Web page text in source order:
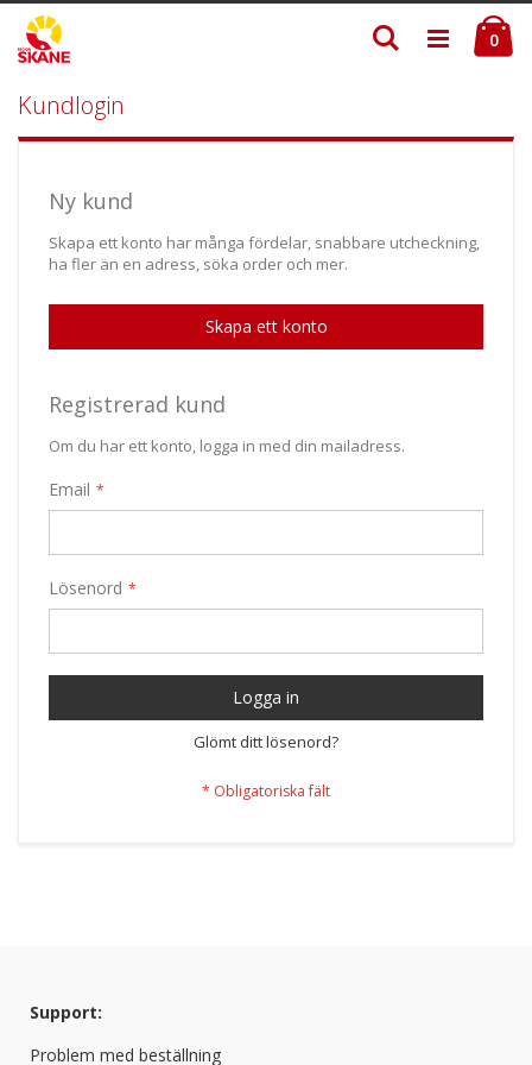
Skip
to
Content
0
Söka
Kundlogin
Ny kund
Skapa ett konto har många fördelar, snabbare utcheckning,
ha fler än en adress, söka order och mer.
Skapa ett konto
Registrerad kund
Om du har ett konto, logga in med din mailadress.
Email
Lösenord
Logga in
Glömt ditt lösenord?
Support:
Problem med beställning